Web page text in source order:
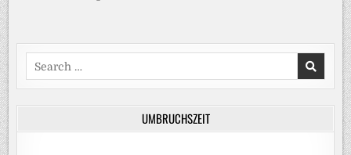
Search
for:
UMBRUCHSZEIT